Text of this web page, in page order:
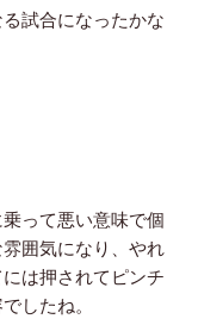
試合になったかな
って悪い意味で個
囲気になり、やれ
は押されてピンチ
したね。